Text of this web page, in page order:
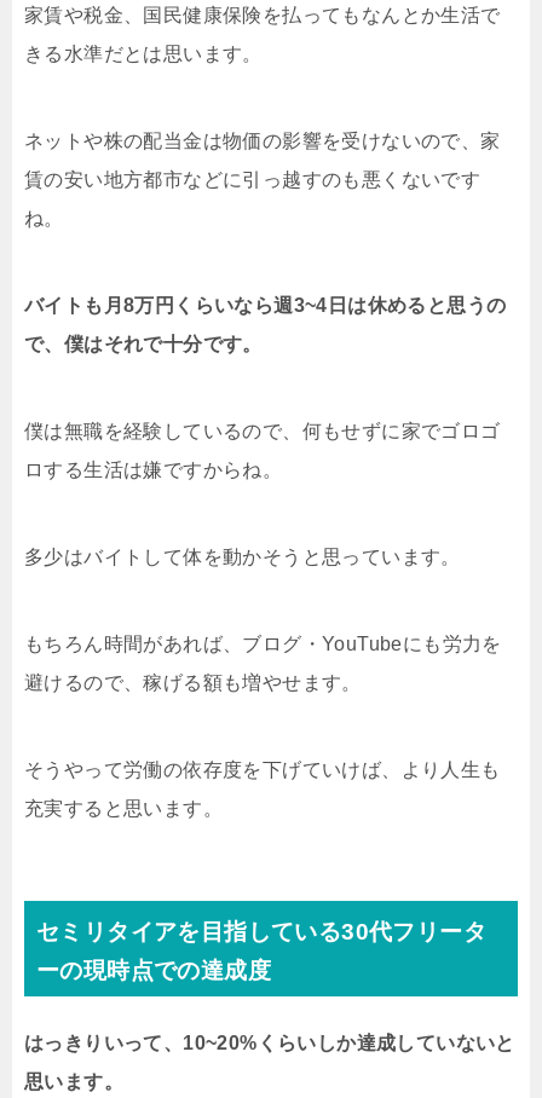
家賃や税金、国民健康保険を払ってもなんとか生活で
きる水準だとは思います。
ネットや株の配当金は物価の影響を受けないので、家
賃の安い地方都市などに引っ越すのも悪くないです
ね。
バイトも月8万円くらいなら週3~4日は休めると思うの
で、僕はそれで十分です。
僕は無職を経験しているので、何もせずに家でゴロゴ
ロする生活は嫌ですからね。
多少はバイトして体を動かそうと思っています。
もちろん時間があれば、ブログ・YouTubeにも労力を
避けるので、稼げる額も増やせます。
そうやって労働の依存度を下げていけば、より人生も
充実すると思います。
セミリタイアを目指している30代フリータ
ーの現時点での達成度
はっきりいって、10~20%くらいしか達成していないと
思います。